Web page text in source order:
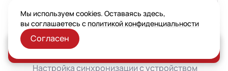
Настройка синхронизации с устройством
Заказать консультацию
Мы используем cookies. Оставаясь здесь,
вы соглашаетесь с политикой конфиденциальности
Согласен